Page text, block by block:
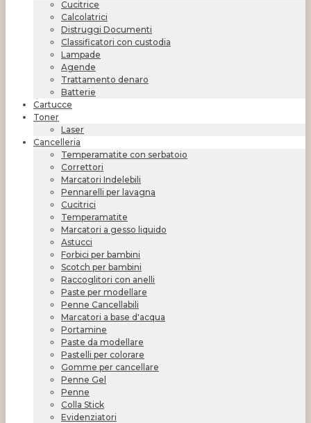
Cucitrice
Calcolatrici
Distruggi Documenti
Classificatori con custodia
Lampade
Agende
Trattamento denaro
Batterie
Cartucce
Toner
Laser
Cancelleria
Temperamatite con serbatoio
Correttori
Marcatori Indelebili
Pennarelli per lavagna
Cucitrici
Temperamatite
Marcatori a gesso liquido
Astucci
Forbici per bambini
Scotch per bambini
Raccoglitori con anelli
Paste per modellare
Penne Cancellabili
Marcatori a base d'acqua
Portamine
Paste da modellare
Pastelli per colorare
Gomme per cancellare
Penne Gel
Penne
Colla Stick
Evidenziatori